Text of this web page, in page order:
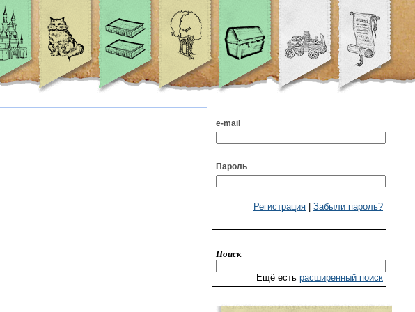
e-mail
Пароль
Регистрация Забыли пароль?
Поиск
Ещё есть расширенный поиск